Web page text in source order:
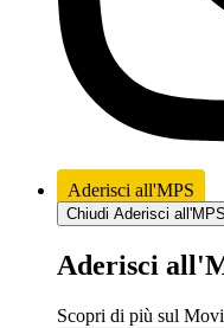
Aderisci all'MPS
Chiudi Aderisci all'MPS
Aderisci
Scopri di più sul